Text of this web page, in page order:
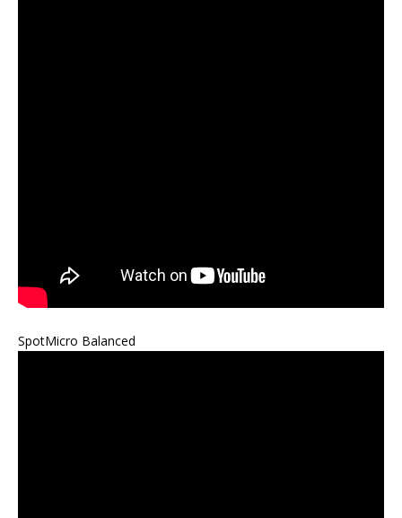
SpotMicro Balanced